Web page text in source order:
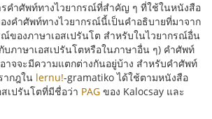
รคำศัพท์ทางไวยากรณ์ที่สำคัญ ๆ ที่ใช้ในหนังสือ
งคำศัพท์ทางไวยากรณ์นี้เป็นคำอธิบายที่มาจาก
ของภาษาเอสเปรันโต สำหรับในไวยากรณ์อื่น
บภาษาเอสเปรันโตหรือในภาษาอื่น ๆ) คำศัพท์
าจจะมีความแตกต่างกันอยู่บ้าง สำหรับคำศัพท์
ากฎใน lernu!-gramatiko ได้ใช้ตามหนังสือ
เปรันโตที่มีชื่อว่า PAG ของ Kalocsay และ